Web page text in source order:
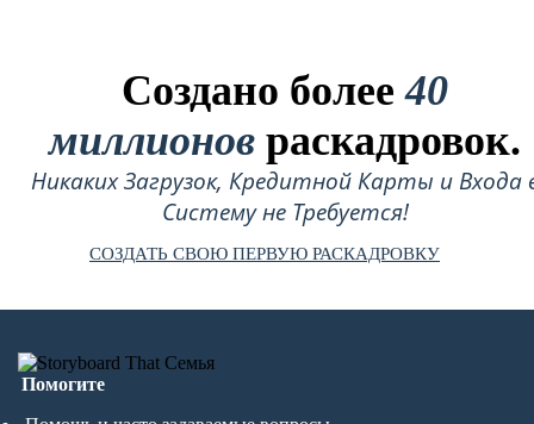
Создано более40
миллионов раскадровок.
Никаких Загрузок, Кредитной Карты и Входа
Систему не Требуется!
СОЗДАТЬ СВОЮ ПЕРВУЮ РАСКАДРОВКУ
Помогите